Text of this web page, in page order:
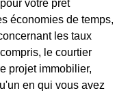
votre prêt
économies de temps,
les taux
le courtier
projet immobilier,
en qui vous avez